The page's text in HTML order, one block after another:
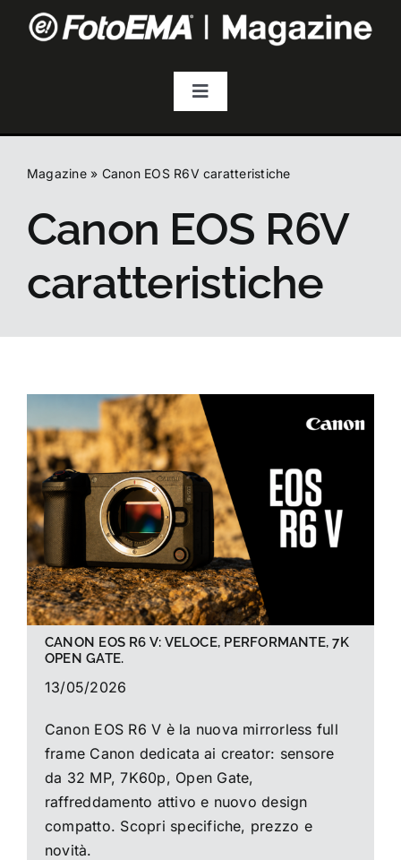
Toggle
Fotografia
La foto del mese
Guide
Cerca
per:
Magazine» Canon EOS R6V caratteristiche
Canon EOS R6V
caratteristiche
CANON EOS R6 V: VELOCE, PERFORMANTE, 7K
OPEN GATE.
13/05/2026
Canon EOS R6 V è la nuova mirrorless full
frame Canon dedicata ai creator: sensore
da 32 MP, 7K60p, Open Gate,
raffreddamento attivo e nuovo design
compatto. Scopri specifiche, prezzo e
novità.